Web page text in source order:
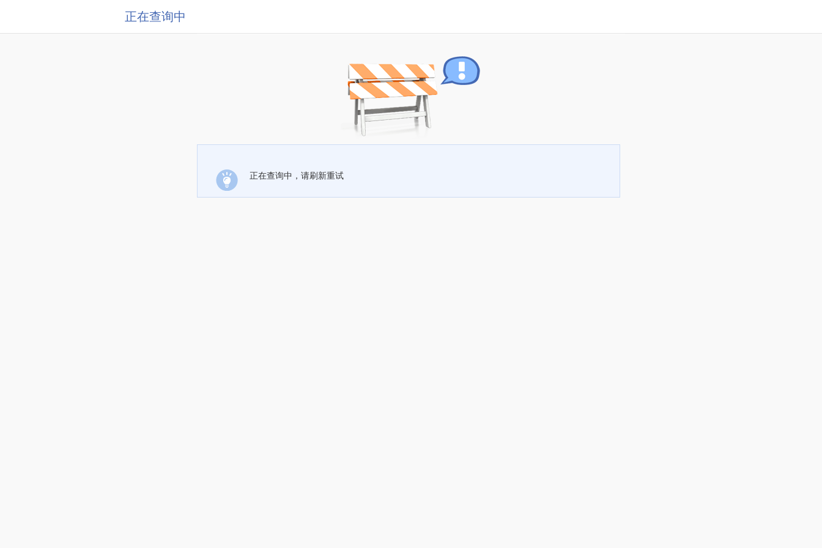
正在查询中
正在查询中，请刷新重试